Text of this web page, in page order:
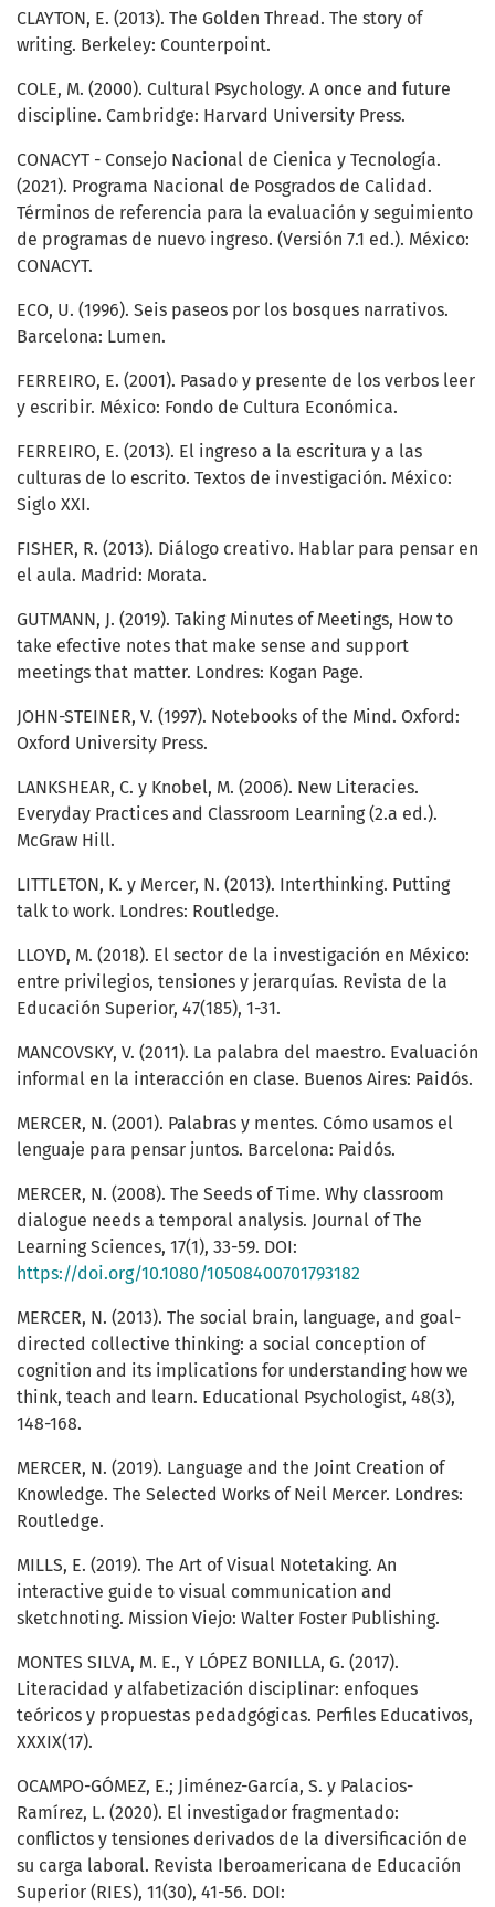
CLAYTON, E. (2013). The Golden Thread. The story of
writing. Berkeley: Counterpoint.
COLE, M. (2000). Cultural Psychology. A once and future
discipline. Cambridge: Harvard University Press.
CONACYT - Consejo Nacional de Cienica y Tecnología.
(2021). Programa Nacional de Posgrados de Calidad.
Términos de referencia para la evaluación y seguimiento
de programas de nuevo ingreso. (Versión 7.1 ed.). México:
CONACYT.
ECO, U. (1996). Seis paseos por los bosques narrativos.
Barcelona: Lumen.
FERREIRO, E. (2001). Pasado y presente de los verbos leer
y escribir. México: Fondo de Cultura Económica.
FERREIRO, E. (2013). El ingreso a la escritura y a las
culturas de lo escrito. Textos de investigación. México:
Siglo XXI.
FISHER, R. (2013). Diálogo creativo. Hablar para pensar en
el aula. Madrid: Morata.
GUTMANN, J. (2019). Taking Minutes of Meetings, How to
take efective notes that make sense and support
meetings that matter. Londres: Kogan Page.
JOHN-STEINER, V. (1997). Notebooks of the Mind. Oxford:
Oxford University Press.
LANKSHEAR, C. y Knobel, M. (2006). New Literacies.
Everyday Practices and Classroom Learning (2.a ed.).
McGraw Hill.
LITTLETON, K. y Mercer, N. (2013). Interthinking. Putting
talk to work. Londres: Routledge.
LLOYD, M. (2018). El sector de la investigación en México:
entre privilegios, tensiones y jerarquías. Revista de la
Educación Superior, 47(185), 1-31.
MANCOVSKY, V. (2011). La palabra del maestro. Evaluación
informal en la interacción en clase. Buenos Aires: Paidós.
MERCER, N. (2001). Palabras y mentes. Cómo usamos el
lenguaje para pensar juntos. Barcelona: Paidós.
MERCER, N. (2008). The Seeds of Time. Why classroom
dialogue needs a temporal analysis. Journal of The
Learning Sciences, 17(1), 33-59. DOI:
https://doi.org/10.1080/10508400701793182
MERCER, N. (2013). The social brain, language, and goal-
directed collective thinking: a social conception of
cognition and its implications for understanding how we
think, teach and learn. Educational Psychologist, 48(3),
148-168.
MERCER, N. (2019). Language and the Joint Creation of
Knowledge. The Selected Works of Neil Mercer. Londres:
Routledge.
MILLS, E. (2019). The Art of Visual Notetaking. An
interactive guide to visual communication and
sketchnoting. Mission Viejo: Walter Foster Publishing.
MONTES SILVA, M. E., Y LÓPEZ BONILLA, G. (2017).
Literacidad y alfabetización disciplinar: enfoques
teóricos y propuestas pedadgógicas. Perfiles Educativos,
XXXIX(17).
OCAMPO-GÓMEZ, E.; Jiménez-García, S. y Palacios-
Ramírez, L. (2020). El investigador fragmentado:
conflictos y tensiones derivados de la diversificación de
su carga laboral. Revista Iberoamericana de Educación
Superior (RIES), 11(30), 41-56. DOI: